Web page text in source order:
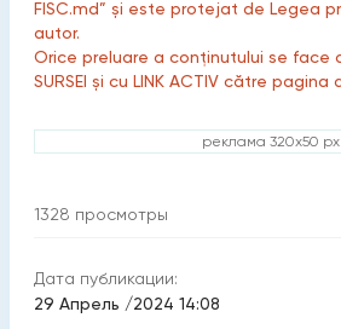
FISC.md” și este protejat de Legea
autor.
Orice preluare a conținutului se face
SURSEI și cu LINK ACTIV către pagina
реклама 320x50 px
1328 просмотры
Дата публикации:
29 Апрель /2024 14:08